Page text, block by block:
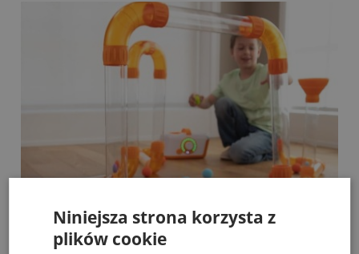
Niniejsza strona korzysta z
plików cookie